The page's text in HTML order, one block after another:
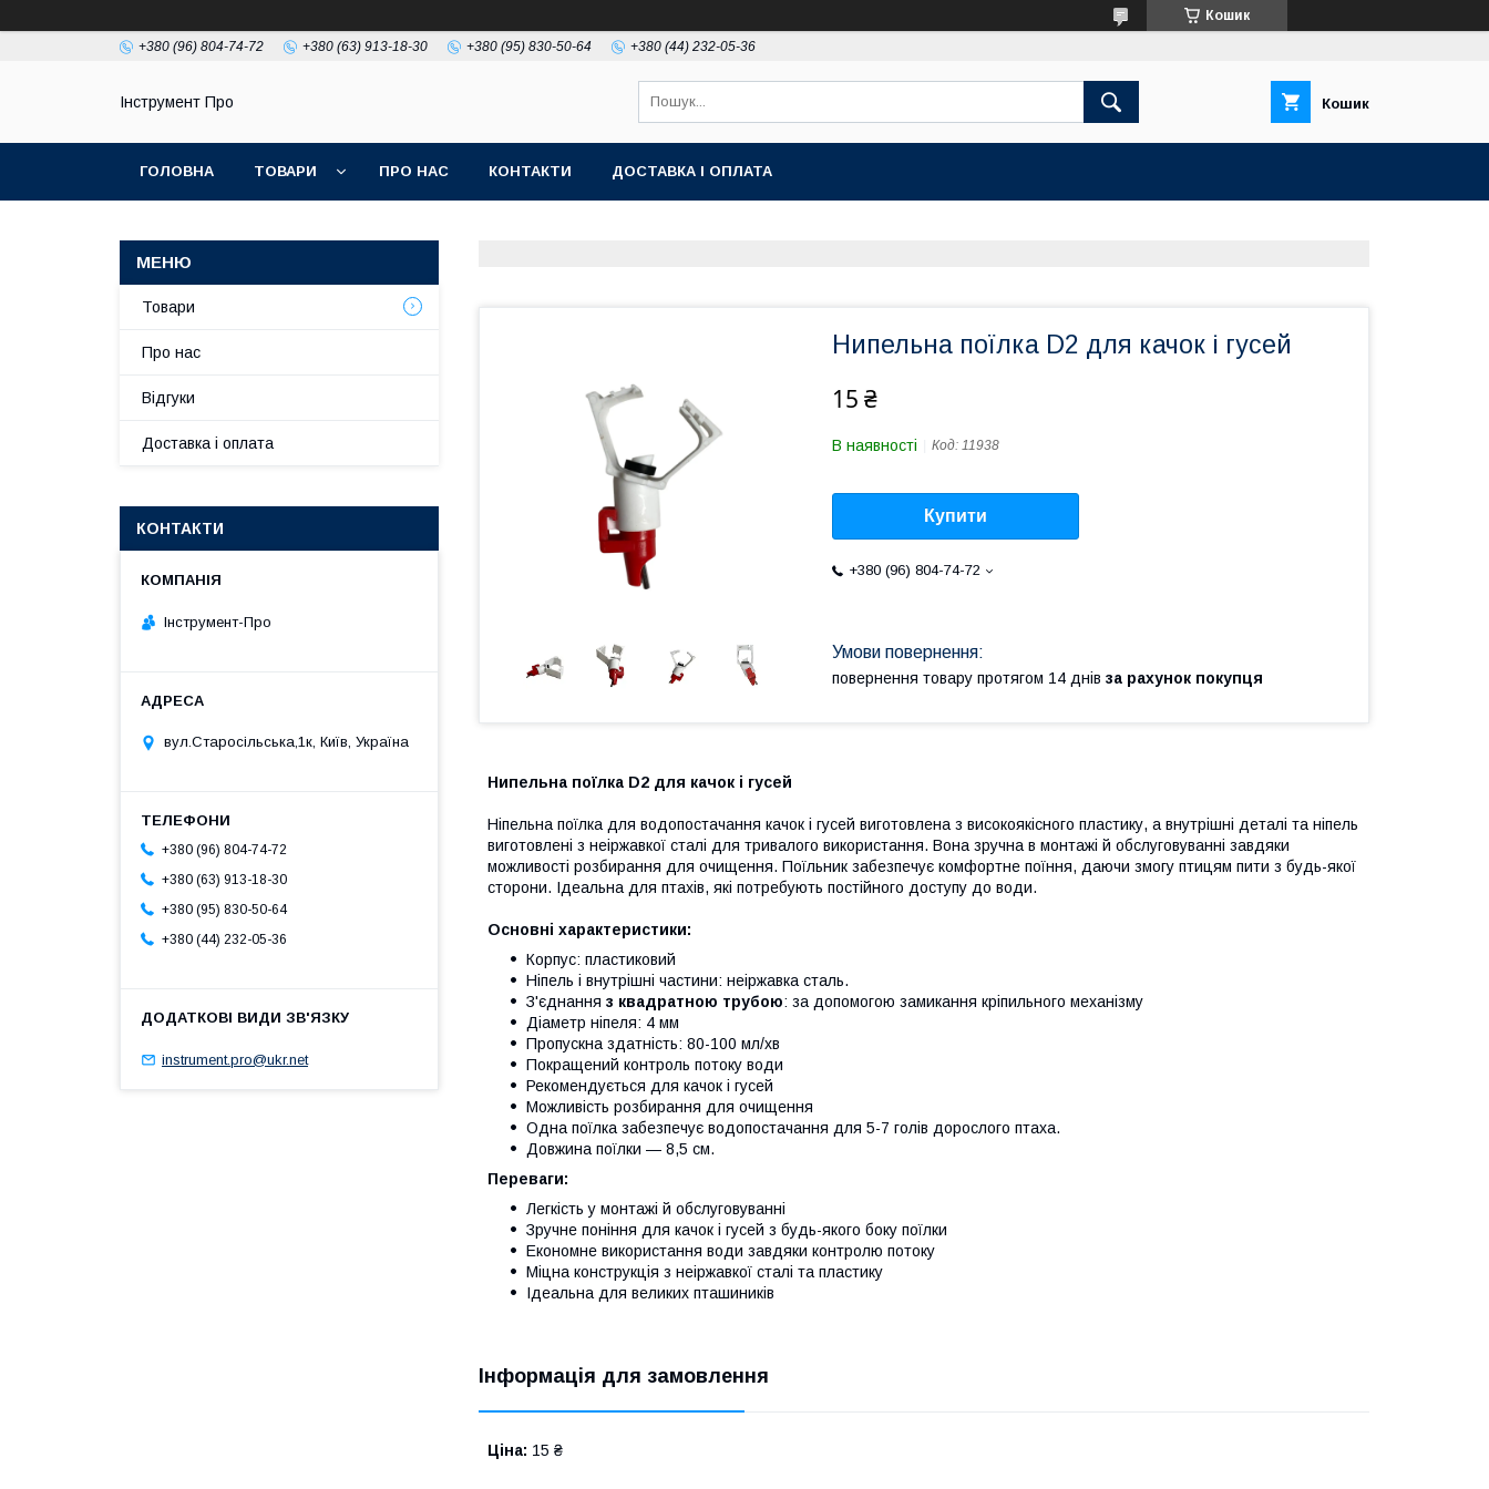
Кошик
+380 (96) 804-74-72 +380 (63) 913-18-30 +380 (95) 830-50-64 +380 (44) 232-05-36
Інструмент Про Кошик
ГОЛОВНА ТОВАРИ ПРО НАС КОНТАКТИ ДОСТАВКА І ОПЛАТА
Нипельна поїлка D2 для качок і гусей
15 ₴
В наявності Код: 11938
Купити
+380 (96) 804-74-72
повернення товару протягом 14 днів за рахунок покупця
Нипельна поїлка D2 для качок і гусей
Ніпельна поїлка для водопостачання качок і гусей виготовлена з високоякісного пластику, а внутрішні деталі та ніпель
виготовлені з неіржавкої сталі для тривалого використання. Вона зручна в монтажі й обслуговуванні завдяки
можливості розбирання для очищення. Поїльник забезпечує комфортне поїння, даючи змогу птицям пити з будь-якої
сторони. Ідеальна для птахів, які потребують постійного доступу до води.
Основні характеристики:
Корпус: пластиковий
Ніпель і внутрішні частини: неіржавка сталь.
З'єднання з квадратною трубою: за допомогою замикання кріпильного механізму
Діаметр ніпеля: 4 мм
Пропускна здатність: 80-100 мл/хв
Покращений контроль потоку води
Рекомендується для качок і гусей
Можливість розбирання для очищення
Одна поїлка забезпечує водопостачання для 5-7 голів дорослого птаха.
Довжина поїлки — 8,5 см.
Переваги:
Легкість у монтажі й обслуговуванні
Зручне поніння для качок і гусей з будь-якого боку поїлки
Економне використання води завдяки контролю потоку
Міцна конструкція з неіржавкої сталі та пластику
Ідеальна для великих пташиників
Інформація для замовлення
Ціна: 15 ₴
Товари
Про нас
Відгуки
Доставка і оплата
КОНТАКТИ
Інструмент-Про
вул.Старосільська,1к, Київ, Україна
+380 (96) 804-74-72
+380 (63) 913-18-30
+380 (95) 830-50-64
+380 (44) 232-05-36
instrument.pro@ukr.net